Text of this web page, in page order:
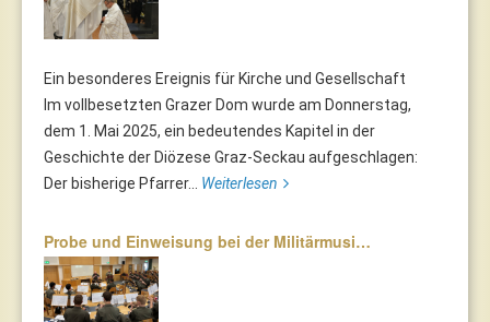
Ein besonderes Ereignis für Kirche und Gesellschaft
Im vollbesetzten Grazer Dom wurde am Donnerstag,
dem 1. Mai 2025, ein bedeutendes Kapitel in der
Geschichte der Diözese Graz-Seckau aufgeschlagen:
Der bisherige Pfarrer... Weiterlesen
Probe und Einweisung bei der Militärmusi…